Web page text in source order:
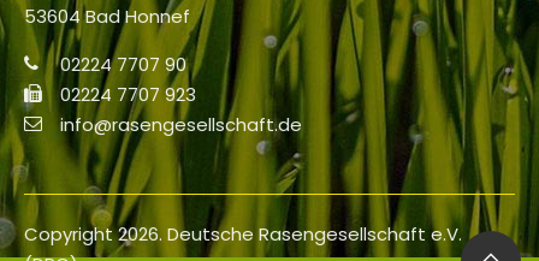
53604 Bad Honnef
02224 7707 90
02224 7707 923
info@rasengesellschaft.de
Copyright 2026. Deutsche Rasengesellschaft e.V.